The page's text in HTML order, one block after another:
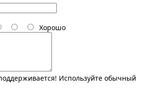
Хорошо
Используйте обычный